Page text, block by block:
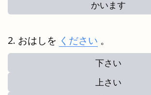
かいます
おはしを ください 。
下さい
上さい